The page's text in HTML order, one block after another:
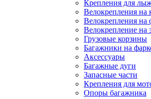
Крепления для
Велокрепления
Велокрепления на
Велокрепление на
Грузовые корзины
Багажники на
Аксессуары
Багажные дуги
Запасные части
Крепления для
Опоры багажника